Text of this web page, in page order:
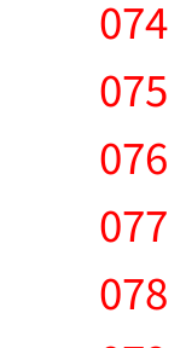
074
075
076
077
078